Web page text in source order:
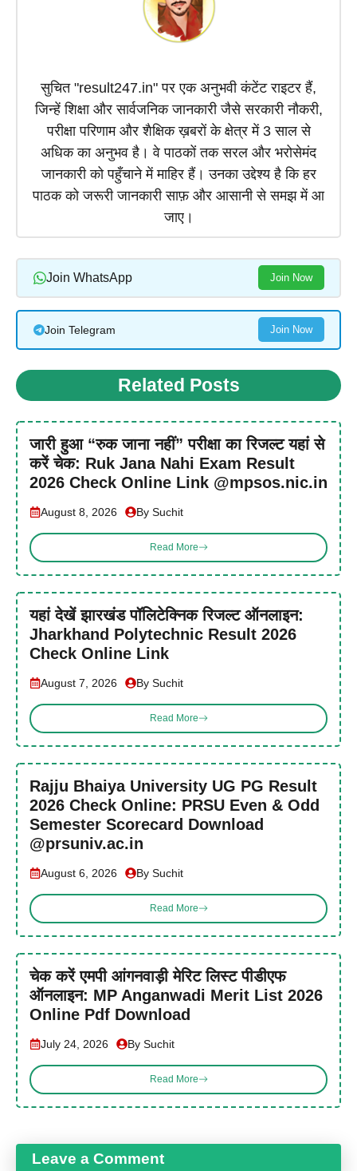
सुचित "result247.in" पर एक अनुभवी कंटेंट राइटर हैं,
जिन्हें शिक्षा और सार्वजनिक जानकारी जैसे सरकारी नौकरी,
परीक्षा परिणाम और शैक्षिक ख़बरों के क्षेत्र में 3 साल से
अधिक का अनुभव है। वे पाठकों तक सरल और भरोसेमंद
जानकारी को पहुँचाने में माहिर हैं। उनका उद्देश्य है कि हर
पाठक को जरूरी जानकारी साफ़ और आसानी से समझ में आ
जाए।
Join WhatsApp Join Now
Join Telegram Join Now
Related Posts
जारी हुआ “रुक जाना नहीं” परीक्षा का रिजल्ट यहां से
करें चेक: Ruk Jana Nahi Exam Result
2026 Check Online Link @mpsos.nic.in
August 8, 2026 By Suchit
Read More
यहां देखें झारखंड पॉलिटेक्निक रिजल्ट ऑनलाइन:
Jharkhand Polytechnic Result 2026
Check Online Link
August 7, 2026 By Suchit
Read More
Rajju Bhaiya University UG PG Result
2026 Check Online: PRSU Even & Odd
Semester Scorecard Download
@prsuniv.ac.in
August 6, 2026 By Suchit
Read More
चेक करें एमपी आंगनवाड़ी मेरिट लिस्ट पीडीएफ
ऑनलाइन: MP Anganwadi Merit List 2026
Online Pdf Download
July 24, 2026 By Suchit
Read More
Leave a Comment